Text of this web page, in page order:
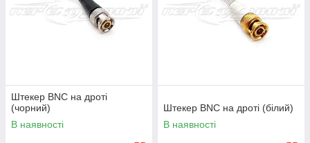
Штекер BNC на дроті
(чорний)
В наявності
Штекер BNC на дроті (білий)
В наявності